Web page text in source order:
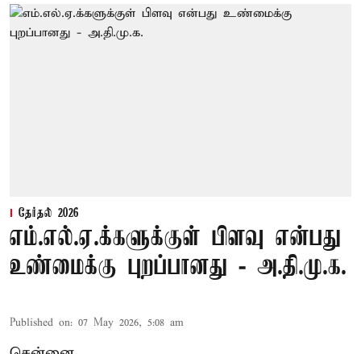
தேர்தல் 2026
எம்.எல்.ஏ.க்களுக்குள் பிளவு என்பது
உண்மைக்கு புறப்பானது - அ.தி.மு.க.
Published on: 07 May 2026, 5:08 am